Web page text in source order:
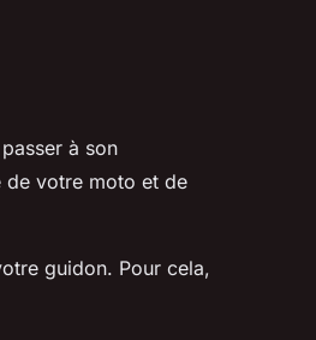
à son
de votre moto et de
guidon. Pour cela,